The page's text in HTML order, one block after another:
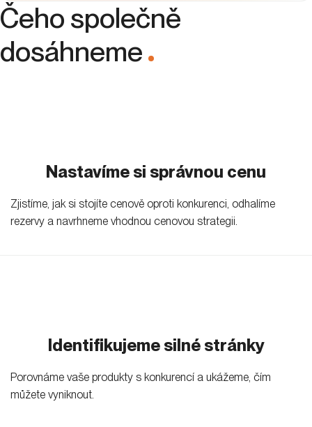
Čeho společně
dosáhneme
.
Nastavíme si správnou cenu
Zjistíme, jak si stojíte cenově oproti konkurenci, odhalíme
rezervy a navrhneme vhodnou cenovou strategii.
Identifikujeme silné stránky
Porovnáme vaše produkty s konkurencí a ukážeme, čím
můžete vyniknout.